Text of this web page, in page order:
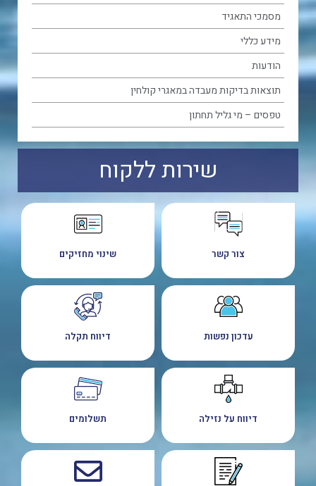
מסמכי התאגיד
מידע כללי
הודעות
תוצאות בדיקות מעבדה במאגרי קולחין
טפסים – מי גליל תחתון
שירות ללקוח
צור קשר
עדכון נפשות
דיווח על נזילה
שינוי מחזיקים
דיווח תקלה
תשלומים